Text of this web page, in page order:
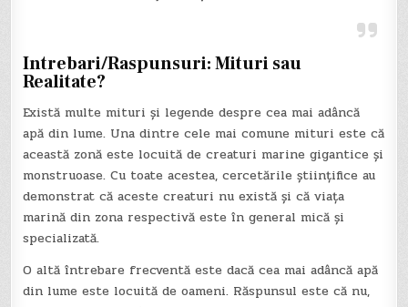
Intrebari/Raspunsuri: Mituri sau
Realitate?
Există multe mituri și legende despre cea mai adâncă
apă din lume. Una dintre cele mai comune mituri este că
această zonă este locuită de creaturi marine gigantice și
monstruoase. Cu toate acestea, cercetările științifice au
demonstrat că aceste creaturi nu există și că viața
marină din zona respectivă este în general mică și
specializată.
O altă întrebare frecventă este dacă cea mai adâncă apă
din lume este locuită de oameni. Răspunsul este că nu,